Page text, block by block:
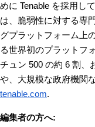
めに Tenable を採用し
は、脆弱性に対する専
グプラットフォーム上
る世界初のプラットフ
チュン 500 の約 6 割、
tenable.com.
編集者の方へ: